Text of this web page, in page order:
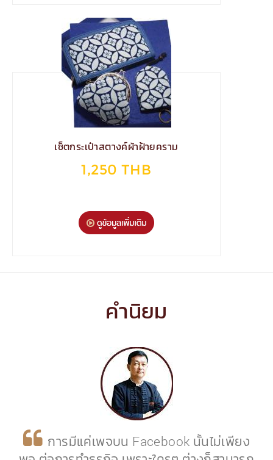
เซ็ตกระเป๋าสตางค์ผ้าฝ้ายคราม
1,250 THB
คำนิยม
การมีแค่เพจบน Facebook นั้นไม่เพียง